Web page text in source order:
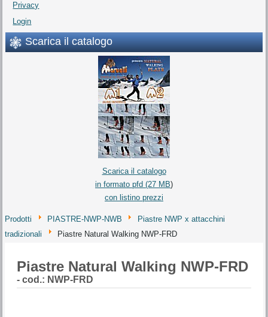
Privacy
Login
Scarica il catalogo
Scarica il catalogo
in formato pfd (27 MB)
con listino prezzi
Prodotti PIASTRE-NWP-NWB
Piastre NWP x attacchini
tradizionali
Piastre Natural Walking NWP-FRD
Piastre Natural Walking NWP-FRD
- cod.: NWP-FRD